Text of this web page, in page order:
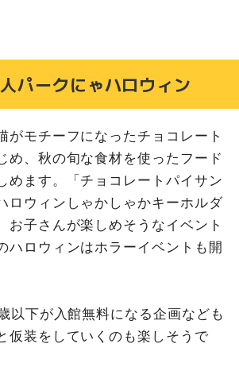
パークにゃハロウィン
がモチーフになったチョコレート
め、秋の旬な食材を使ったフード
めます。「チョコレートパイサン
ロウィンしゃかしゃかキーホルダ
お子さんが楽しめそうなイベント
ハロウィンはホラーイベントも開
以下が入館無料になる企画なども
仮装をしていくのも楽しそうで